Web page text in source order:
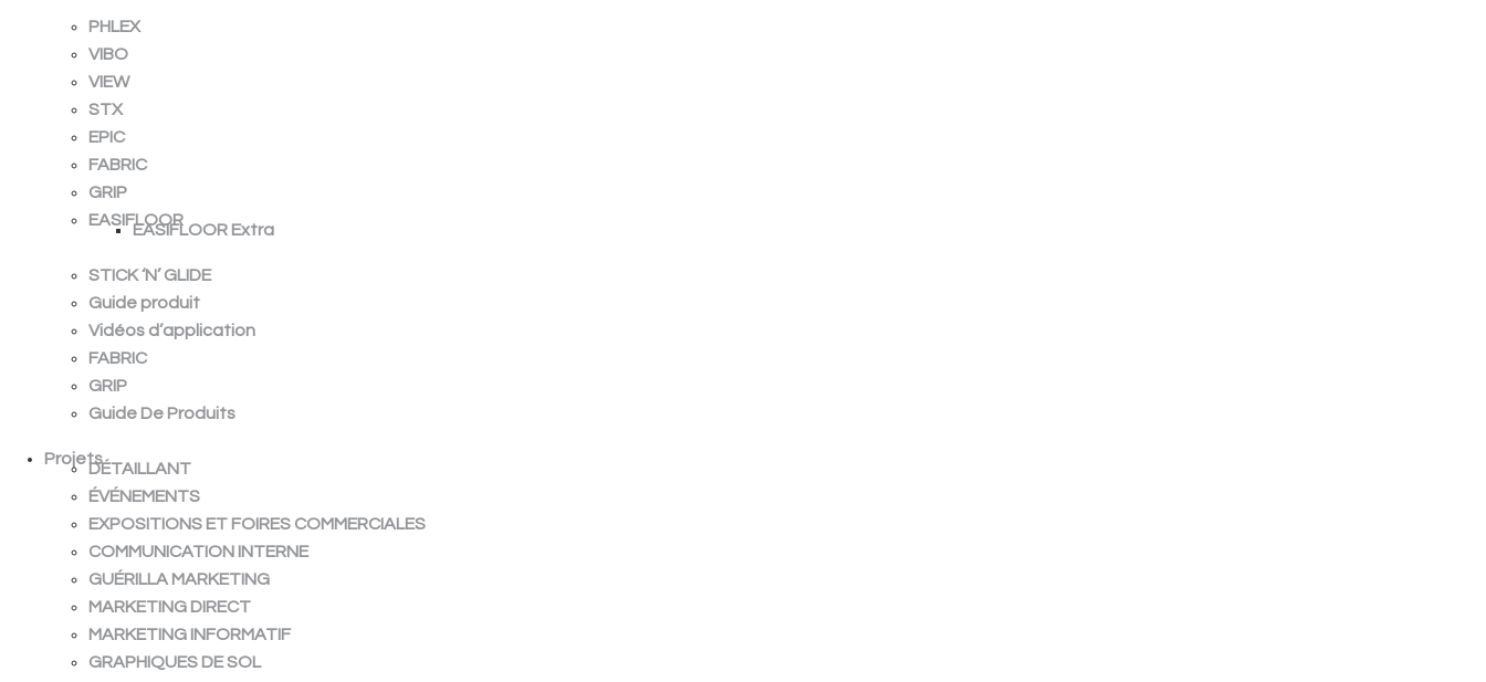
PHLEX
VIBO
VIEW
STX
EPIC
FABRIC
GRIP
EASIFLOOR
EASIFLOOR Extra
STICK ‘N’ GLIDE
Guide produit
Vidéos d’application
FABRIC
GRIP
Guide De Produits
Projets
DÉTAILLANT
ÉVÉNEMENTS
EXPOSITIONS ET FOIRES COMMERCIALES
COMMUNICATION INTERNE
GUÉRILLA MARKETING
MARKETING DIRECT
MARKETING INFORMATIF
GRAPHIQUES DE SOL